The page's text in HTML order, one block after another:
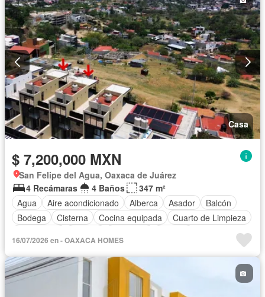
Casa
$ 7,200,000 MXN
San Felipe del Agua, Oaxaca de Juárez
4 Recámaras
4 Baños
347 m²
Agua
Aire acondicionado Alberca Asador
Balcón
Bodega
Cisterna Cocina equipada
Cuarto de Limpieza
Sin amueblar
16/07/2026 en - OAXACA HOMES